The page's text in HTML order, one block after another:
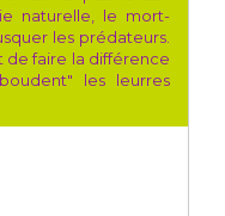
naturelle, le mort-
les prédateurs.
faire la différence
les leurres